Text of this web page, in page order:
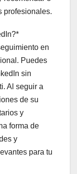
profesionales.
en
Puedes
sin
Al seguir a
de su
y
forma de
y
para tu